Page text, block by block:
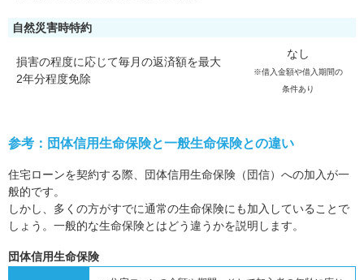
自然災害時特約
損害の程度に応じて毎月の返済額を最大
2年分程度免除
なし
※借入金額や借入期間の
条件あり
参考：団体信用生命保険と一般生命保険との違い
住宅ローンを契約する際、団体信用生命保険（団信）への加入が一
般的です。
しかし、多くの方がすでに通常の生命保険にも加入していることで
しょう。一般的な生命保険とはどう違うかを説明します。
団体信用生命保険